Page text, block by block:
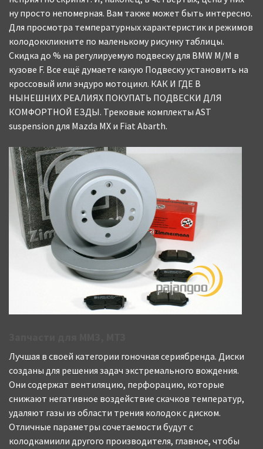
ну просто непомерная. Вам также может быть интересно.
Для просмотра температурных характеристик и режимов
колодоккликните по маленькому рисунку таблицы.
Скидка до % на регулируемую подвеску для BMW M/M в
кузове F. Все ещё думаете какую Подвеску установить на
кроссовый или эндуро мотоцикл. КАК И ГДЕ В
НЫНЕШНИХ РЕАЛИЯХ ПОКУПАТЬ ПОДВЕСКИ ДЛЯ
КОМФОРТНОЙ ЕЗДЫ. Трековые комплекты AST
suspension для Mazda MX и Fiat Abarth.
Лучшая в своей категории гоночная сериябренда. Диски
созданы для решения задач экстремального вождения.
Они содержат вентиляцию, перфорацию, которые
снижают негативное воздействие скачков температур,
удаляют газы из области трения колодок с диском.
Отличные параметры сочетаемости будут с
колодкамиили другого производителя, главное, чтобы